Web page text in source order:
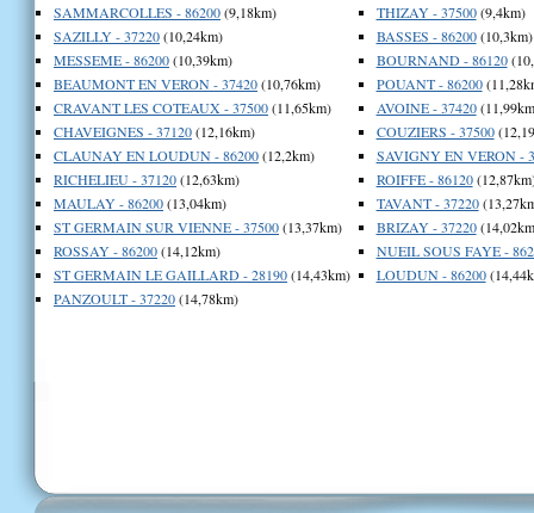
SAMMARCOLLES - 86200(9,18km)
SAZILLY - 37220(10,24km)
MESSEME - 86200(10,39km)
BEAUMONT EN VERON - 37420(10,76km)
CRAVANT LES COTEAUX - 37500(11,65km)
CHAVEIGNES - 37120(12,16km)
CLAUNAY EN LOUDUN - 86200(12,2km)
RICHELIEU - 37120(12,63km)
MAULAY - 86200(13,04km)
ST GERMAIN SUR VIENNE - 37500(13,37km)
ROSSAY - 86200(14,12km)
ST GERMAIN LE GAILLARD - 28190(14,43km)
PANZOULT - 37220(14,78km)
THIZAY - 37500(9,4km)
BASSES - 86200(10,3km)
BOURNAND - 86120
POUANT - 86200
AVOINE - 37420
COUZIERS - 37500
SAVIGNY EN VERON -
ROIFFE - 86120
TAVANT - 37220
BRIZAY - 37220
NUEIL SOUS FAYE -
LOUDUN - 86200